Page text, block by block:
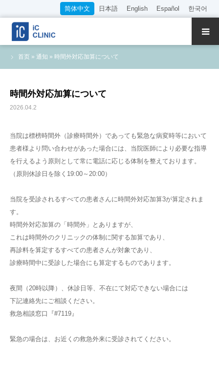
简体中文 日本語 English Español 한국어
首页 » 通知 » 時間外対応加算について
時間外対応加算について
2026.04.2
当院は標榜時間外（診療時間外）であっても緊急な病変時等において
患者様より問い合わせがあった場合には、当院医師により必要な指導
を行えるよう原則として常に電話に応じる体制を整えております。
（原則休診日を除く19:00～20:00）
当院を受診されるすべての患者さんに時間外対応加算3が算定されま
す。
時間外対応加算の「時間外」とありますが、
これは時間外のクリニックの体制に関する加算であり、
再診料を算定するすべての患者さんが対象であり、
診療時間中に受診した場合にも算定するものであります。
夜間（20時以降）、休診日等、不在にて対応できない場合には
下記連絡先にご相談ください。
救急相談窓口『#7119』
緊急の場合は、お近くの救急外来に受診されてください。
诊疗内容
院长·医师介绍
收费标准
语言
简体中文 日本語 English